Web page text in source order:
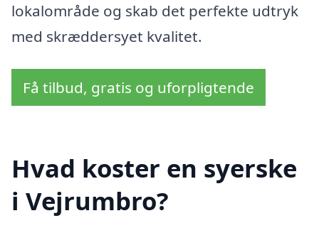
lokalområde og skab det perfekte udtryk
med skræddersyet kvalitet.
Få tilbud, gratis og uforpligtende
Hvad koster en syerske
i Vejrumbro?